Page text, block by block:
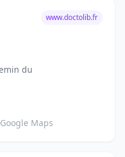
du
www.doctolib.fr
Google Maps